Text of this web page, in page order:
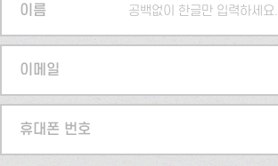
이름 공백없이 한글만 입력하세요.
이메일
휴대폰 번호